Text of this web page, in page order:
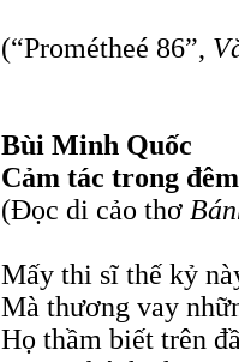
(“Prométheé 86”,
Bùi Minh Quốc
Cảm tác trong
(Đọc di cảo thơ
Mấy thi sĩ thế kỷ
Mà thương vay
Họ thầm biết trên